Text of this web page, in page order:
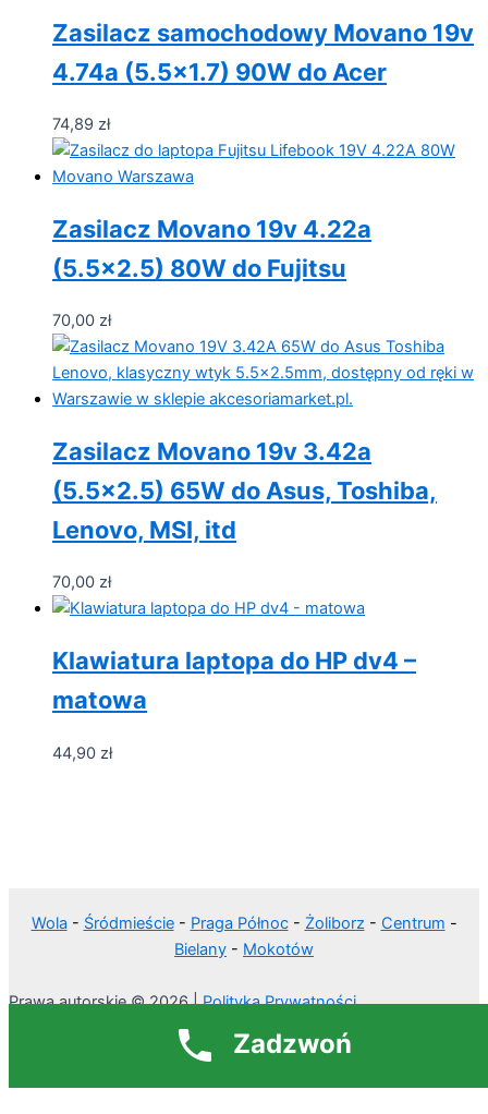
Zasilacz samochodowy Movano 19v
4.74a (5.5×1.7) 90W do Acer
74,89 zł
Zasilacz Movano 19v 4.22a
(5.5×2.5) 80W do Fujitsu
70,00 zł
Zasilacz Movano 19v 3.42a
(5.5×2.5) 65W do Asus, Toshiba,
Lenovo, MSI, itd
70,00 zł
Klawiatura laptopa do HP dv4 –
matowa
44,90 zł
Wola - Śródmieście- Praga Północ- Żoliborz- Centrum -
Bielany - Mokotów
Prawa autorskie © 2026 |Polityka Prywatności
Zadzwoń